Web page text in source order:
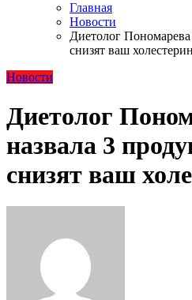
Главная
Новости
Диетолог Пономарева
снизят ваш холестерин
Новости
Диетолог
назвала 3
снизят ваш